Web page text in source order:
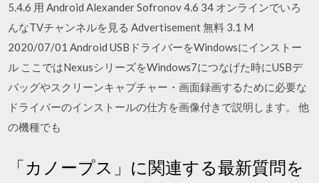
5.4.6 用 Android Alexander Sofronov 4.6 34 オンラインでいろ
んなTVチャンネルを見る Advertisement 無料 3.1 M
2020/07/01 Android USBドライバーをWindowsにインストー
ル ここではNexusシリーズをWindows7につなげた時にUSBデ
バッグやスクリーンキャプチャー・画面録画するために必要な
ドライバーのインストールの仕方を画像付きで説明します。 他
の機種でも
「カノープス」に関連する最新質問を